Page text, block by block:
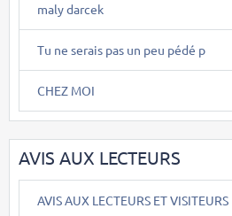
maly darcek
Tu ne serais pas un peu pédé p
CHEZ MOI
AVIS AUX LECTEURS
AVIS AUX LECTEURS ET VISITEURS